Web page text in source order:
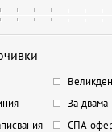
Великден
За двама
СПА